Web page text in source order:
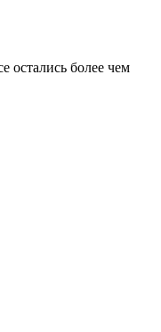
остались более чем